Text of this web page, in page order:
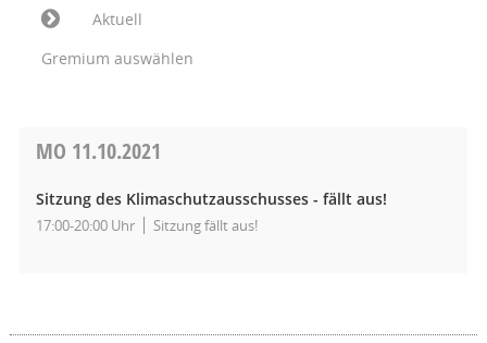
Aktuell
Gremium auswählen
MO 11.10.2021
Sitzung des Klimaschutzausschusses - fällt aus!
17:00-20:00 Uhr Sitzung fällt aus!